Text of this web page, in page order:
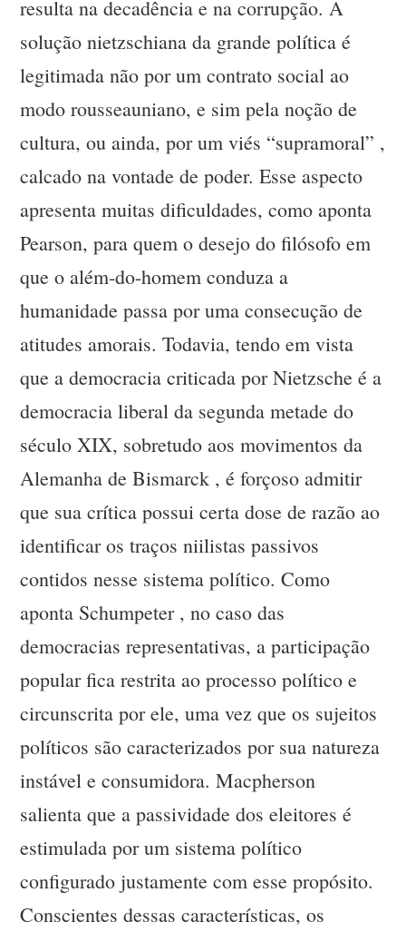
resulta na decadência e na corrupção. A
solução nietzschiana da grande política é
legitimada não por um contrato social ao
modo rousseauniano, e sim pela noção de
cultura, ou ainda, por um viés “supramoral” ,
calcado na vontade de poder. Esse aspecto
apresenta muitas dificuldades, como aponta
Pearson, para quem o desejo do filósofo em
que o além-do-homem conduza a
humanidade passa por uma consecução de
atitudes amorais. Todavia, tendo em vista
que a democracia criticada por Nietzsche é a
democracia liberal da segunda metade do
século XIX, sobretudo aos movimentos da
Alemanha de Bismarck , é forçoso admitir
que sua crítica possui certa dose de razão ao
identificar os traços niilistas passivos
contidos nesse sistema político. Como
aponta Schumpeter , no caso das
democracias representativas, a participação
popular fica restrita ao processo político e
circunscrita por ele, uma vez que os sujeitos
políticos são caracterizados por sua natureza
instável e consumidora. Macpherson
salienta que a passividade dos eleitores é
estimulada por um sistema político
configurado justamente com esse propósito.
Conscientes dessas características, os